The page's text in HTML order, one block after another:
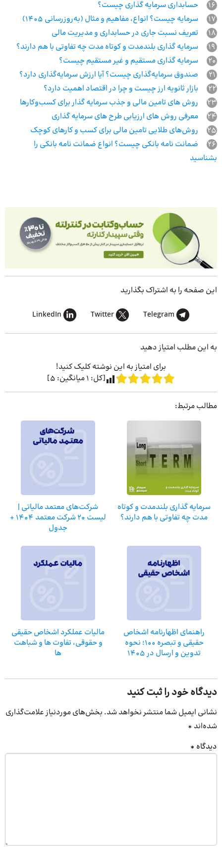
16
حسابداری سرمایه گذاری چیست؟
17
سرمایه چیست؟ انواع، مفاهیم و مثال (به‌روزرسانی ۱۴۰۵)
18
تعریف نسبت جاری در حسابداری و مدیریت مالی
19
سرمایه گذاری بلندمدت و کوتاه مدت چه تفاوتی با هم دارند؟
20
سرمایه گذاری مستقیم و غیر مستقیم چیست؟
21
صندوق سرمایه‌گذاری چیست؟ آیا ارزش سرمایه‌گذاری دارد؟
22
بازار ثانویه ارز چیست و چرا در اقتصاد اهمیت دارد؟
23
روش های تامین مالی و جذب سرمایه گذار برای کسب‌وکارها
24
معرفی روش های ارزیابی طرح های سرمایه گذاری
25
روش‌های طلایی تامین مالی برای کسب و کارهای کوچک
26
ضمانت نامه بانکی چیست؟ انواع ضمانت نامه بانکی را
بشناسید
این صفحه را به اشتراک بگذارید
Telegram
Twitter
LinkedIn
به این مطلب امتیاز دهید
برای امتیاز به این نوشته کلیک کنید!
[کل: 1میانگین: 5
]
مطالب مرتبط:
سرمایه گذاری بلندمدت و کوتاه
مدت چه تفاوتی با هم دارند؟
شرکت‌های معتمد مالیاتی |
لیست 20 شرکت معتمد 1404 +
جدول
راهنمای اظهارنامه اشخاص
حقیقی و تبصره 100؛ نحوه
تدوین و ارسال در 1405
مالیات عملکرد اشخاص حقیقی
و حقوقی، تفاوت ها و شباهت
ها
دیدگاه خود را ثبت کنید
نشانی ایمیل شما منتشر نخواهد شد. بخش‌های موردنیاز علامت‌گذاری
شده‌اند *
دیدگاه *